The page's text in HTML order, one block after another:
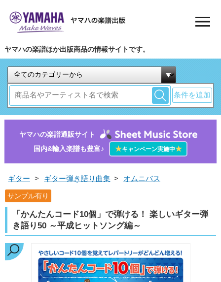
ヤマハの楽譜ほか出版商品の情報サイトです。
条件を追加
ヤマハの楽譜通販サイト
国内&輸入楽譜も豊富♪
★キャンペーン実施中★
ギター > ギター弾き語り曲集 > オムニバス
サンプル有り
「かんたんコード10個」で弾ける！ 楽しいギター弾
き語り50 ～平成ヒットソング編～